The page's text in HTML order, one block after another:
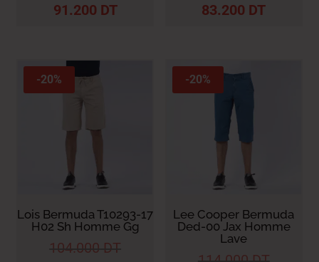
91.200 DT
83.200 DT
-20%
Lois Bermuda T10293-17
H02 Sh Homme Gg
104.000 DT
-20%
Lee Cooper Bermuda
Ded-00 Jax Homme
Lave